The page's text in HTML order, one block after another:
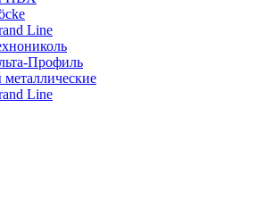
Line
Профиль
Line